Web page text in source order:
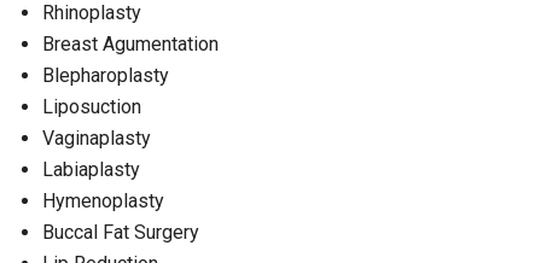
Rhinoplasty
Breast Agumentation
Blepharoplasty
Liposuction
Vaginaplasty
Labiaplasty
Hymenoplasty
Buccal Fat Surgery